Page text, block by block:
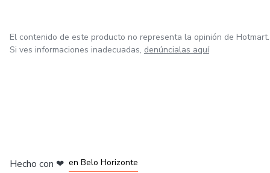
El contenido de este producto no representa la opinión de Hotmart.
Si ves informaciones inadecuadas, denúncialas aquí
Hecho con ❤ en Belo Horizonte